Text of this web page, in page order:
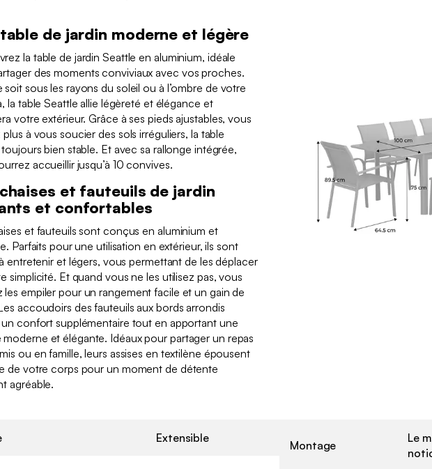
de jardin moderne et légère
la table de jardin Seattle en aluminium, idéale
des moments conviviaux avec vos proches.
soit sous les rayons du soleil ou à l’ombre de votre
la table Seattle allie légèreté et élégance et
votre extérieur. Grâce à ses pieds ajustables, vous
plus à vous soucier des sols irréguliers, la table
bien stable. Et avec sa rallonge intégrée,
accueillir jusqu’à 10 convives.
et fauteuils de jardin
et confortables
et fauteuils sont conçus en aluminium et
Parfaits pour une utilisation en extérieur, ils sont
entretenir et légers, vous permettant de les déplacer
simplicité. Et quand vous ne les utilisez pas, vous
les empiler pour un rangement facile et un gain de
accoudoirs des fauteuils aux bords arrondis
confort supplémentaire tout en apportant une
et élégante. Idéaux pour partager un repas
ou en famille, leurs assises en textilène épousent
de votre corps pour un moment de détente
agréable.
Extensible
Montage
Le